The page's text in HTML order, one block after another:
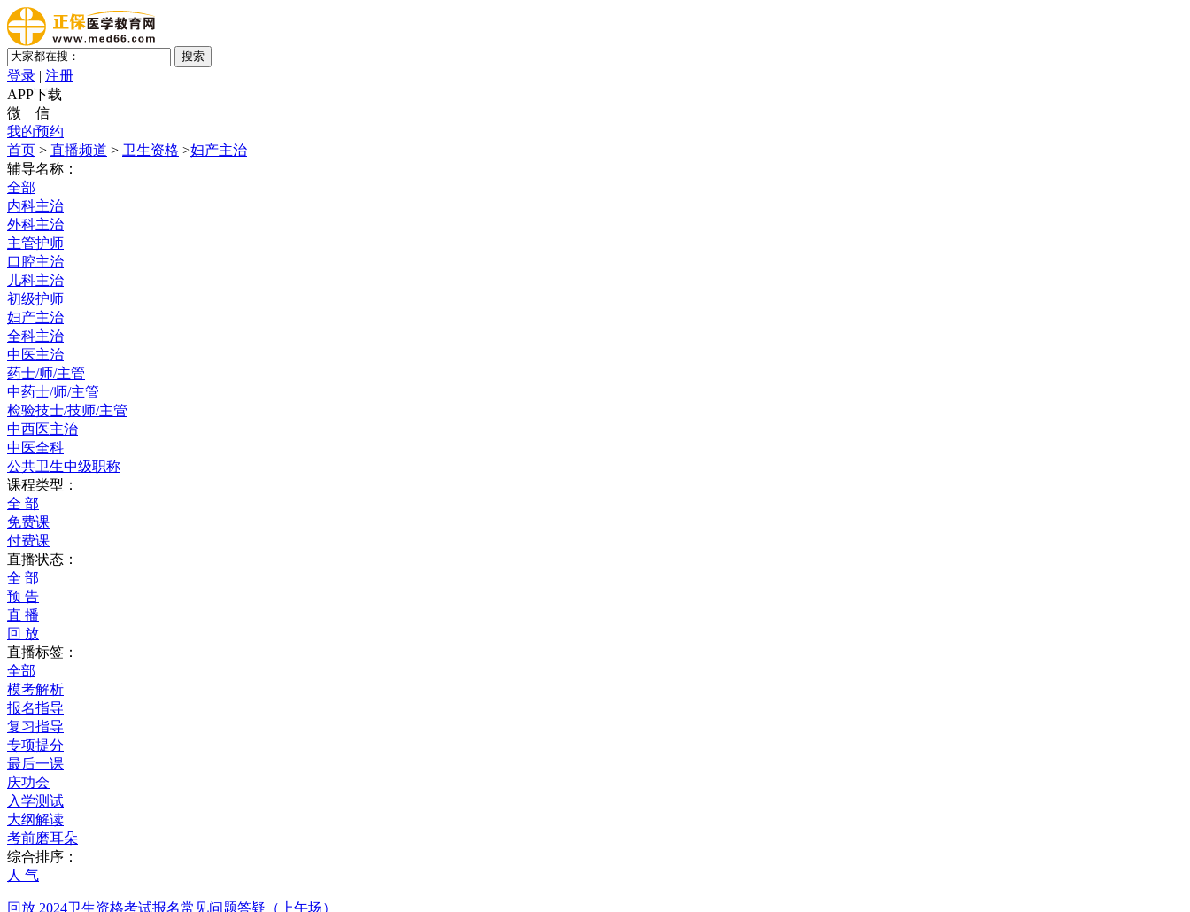
登录 | 注册
APP下载
微 信
我的预约
首页 > 直播频道 > 卫生资格 >妇产主治
辅导名称：
全部
内科主治
外科主治
主管护师
口腔主治
儿科主治
初级护师
妇产主治
全科主治
中医主治
药士/师/主管
中药士/师/主管
检验技士/技师/主管
中西医主治
中医全科
公共卫生中级职称
课程类型：
全 部
免费课
付费课
直播状态：
全 部
预 告
直 播
回 放
直播标签：
全部
模考解析
报名指导
复习指导
专项提分
最后一课
庆功会
入学测试
大纲解读
考前磨耳朵
综合排序：
人 气
回放 2024卫生资格考试报名常见问题答疑（上午场）